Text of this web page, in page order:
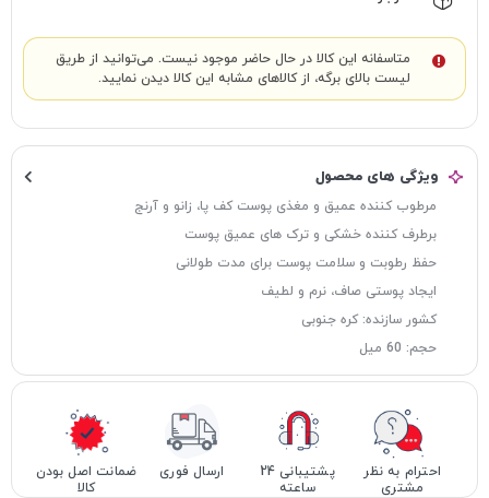
متاسفانه این کالا در حال حاضر موجود نیست. می‌توانید از طریق
لیست بالای برگه، از کالاهای مشابه این کالا دیدن نمایید.
ویژگی های محصول
مرطوب کننده عمیق و مغذی پوست کف پا، زانو و آرنج
برطرف کننده خشکی و ترک های عمیق پوست
حفظ رطوبت و سلامت پوست برای مدت طولانی
ایجاد پوستی صاف، نرم و لطیف
کشور سازنده: کره جنوبی
حجم: 60 میل
احترام به نظر
مشتری
پشتیبانی 24
ساعته
ارسال فوری
ضمانت اصل بودن
کالا